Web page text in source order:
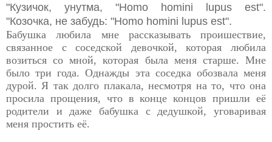
"Кузичок, унутма, "Homo homini lupus est".
"Козочка, не забудь: "Homo homini lupus est".
Бабушка любила мне рассказывать проишествие,
связанное с соседской девочкой, которая любила
возиться со мной, которая была меня старше. Мне
было три года. Однажды эта соседка обозвала меня
дурой. Я так долго плакала, несмотря на то, что она
просила прощения, что в конце концов пришли её
родители и даже бабушка с дедушкой, уговаривая
меня простить её.